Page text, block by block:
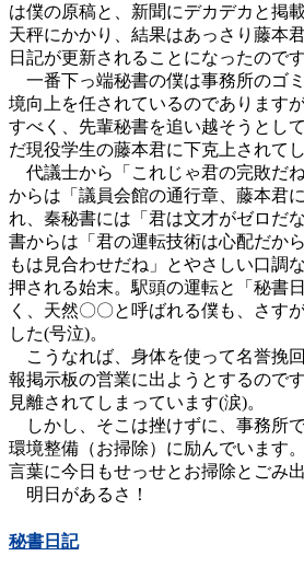
は僕の原稿と、新聞にデカデカと掲
天秤にかかり、結果はあっさり藤本
日記が更新されることになったのです
一番下っ端秘書の僕は事務所のゴ
境向上を任されているのであります
すべく、先輩秘書を追い越そうとし
だ現役学生の藤本君に下克上されて
代議士から「これじゃ君の完敗だ
からは「議員会館の通行章、藤本君
れ、秦秘書には「君は文才がゼロだ
書からは「君の運転技術は心配だか
もは見合わせだね」とやさしい口調
押される始末。駅頭の運転と「秘書
く、天然〇〇と呼ばれる僕も、さす
した(号泣)。
こうなれば、身体を使って名誉挽
報掲示板の営業に出ようとするので
見離されてしまっています(涙)。
しかし、そこは挫けずに、事務所
環境整備（お掃除）に励んでいます
言葉に今日もせっせとお掃除とごみ出
明日があるさ！
秘書日記